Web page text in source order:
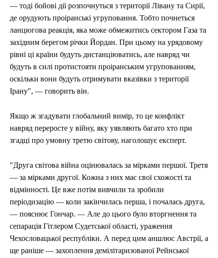
— тоді бойові дії розпочнуться з території Лівану та Сирії,
де орудують проіранські угруповання. Тобто почнеться
ланцюгова реакція, яка може обмежитись сектором Газа та
західним берегом річки Йордан. При цьому на урядовому
рівні ці країни будуть дистанціюватись, але навряд чи
будуть в силі протистояти проіранським угрупованням,
оскільки вони будуть отримувати вказівки з території
Ірану", — говорить він.
Якщо ж згадувати глобальний вимір, то це конфлікт
навряд переросте у війну, яку уявляють багато хто при
згадці про умовну третю світову, наголошує експерт.
"Друга світова війна оцінювалась за мірками першої. Третя
— за мірками другої. Кожна з них має свої схожості та
відмінності. Це вже потім вивчили та зробили
періодизацію — коли закінчилась перша, і почалась друга,
— пояснює Гончар. — Але до цього було вторгнення та
сепарація Гітлером Судетської області, ураження
Чехословацької республіки. А перед цим аншлюс Австрії, а
ще раніше — захоплення демілітаризованої Рейнської